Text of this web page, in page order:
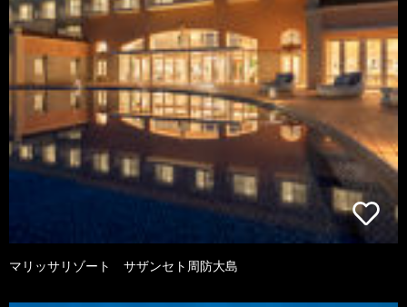
マリッサリゾート サザンセト周防大島